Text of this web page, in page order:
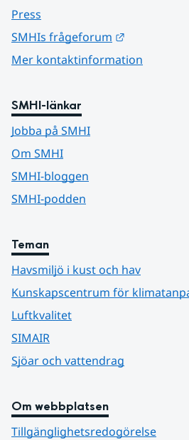
Press
SMHIs frågeforum
Mer kontaktinformation
SMHI-länkar
Jobba på SMHI
Om SMHI
SMHI-bloggen
SMHI-podden
Teman
Havsmiljö i kust och hav
Kunskapscentrum för
Luftkvalitet
SIMAIR
Sjöar och vattendrag
Om webbplatsen
Tillgänglighetsredogörelse